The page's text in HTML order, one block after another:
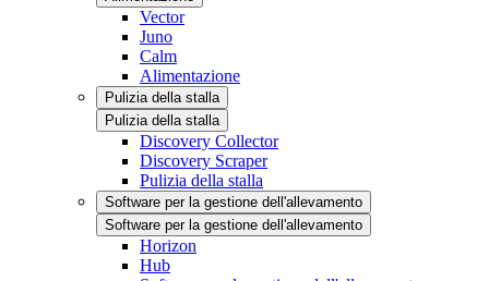
Vector
Juno
Calm
Alimentazione
Pulizia della stalla
Pulizia della stalla
Discovery Collector
Discovery Scraper
Pulizia della stalla
Software per la gestione dell'allevamento
Software per la gestione dell'allevamento
Horizon
Hub